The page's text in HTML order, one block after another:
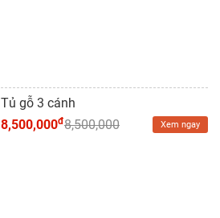
Tủ gỗ 3 cánh
8,500,000đ8,500,000 Xem ngay